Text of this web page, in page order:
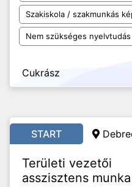
Szakiskola / szakmunkás
Nem szükséges nyelvtudás
Cukrász
START
Területi vezetői
asszisztens munka